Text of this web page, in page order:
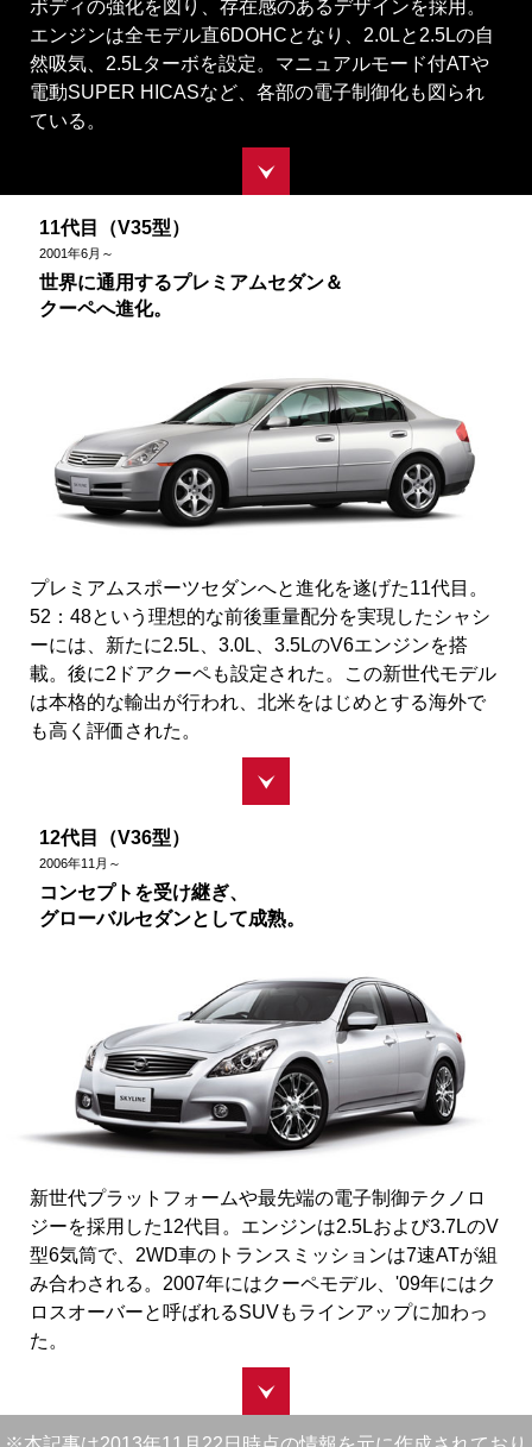
ボディの強化を図り、存在感のあるデザインを採用。
エンジンは全モデル直6DOHCとなり、2.0Lと2.5Lの自
然吸気、2.5Lターボを設定。マニュアルモード付ATや
電動SUPER HICASなど、各部の電子制御化も図られ
ている。
11代目（V35型）
2001年6月～
世界に通用するプレミアムセダン＆
クーペへ進化。
プレミアムスポーツセダンへと進化を遂げた11代目。
52：48という理想的な前後重量配分を実現したシャシ
ーには、新たに2.5L、3.0L、3.5LのV6エンジンを搭
載。後に2ドアクーペも設定された。この新世代モデル
は本格的な輸出が行われ、北米をはじめとする海外で
も高く評価された。
12代目（V36型）
2006年11 月～
コンセプトを受け継ぎ、
グローバルセダンとして成熟。
新世代プラットフォームや最先端の電子制御テクノロ
ジーを採用した12代目。エンジンは2.5Lおよび3.7LのV
型6気筒で、2WD車のトランスミッションは7速ATが組
み合わされる。2007年にはクーペモデル、'09年にはク
ロスオーバーと呼ばれるSUVもラインアップに加わっ
た。